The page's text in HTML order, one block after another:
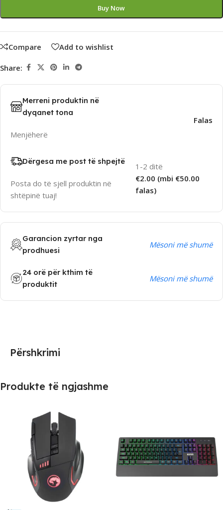
Buy Now
Compare Add to wishlist
Share:
Merreni produktin në
dyqanet tona
Menjëherë
Falas
Dërgesa me post të shpejtë
Posta do të sjell produktin në
shtëpinë tuaj!
1-2 ditë
€2.00 (mbi €50.00
falas)
Garancion zyrtar nga
prodhuesi
Mësoni më shumë
24 orë për kthim të
produktit
Mësoni më shumë
Përshkrimi
Produkte të ngjashme